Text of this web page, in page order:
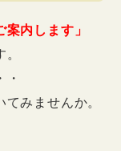
内します」
みませんか。